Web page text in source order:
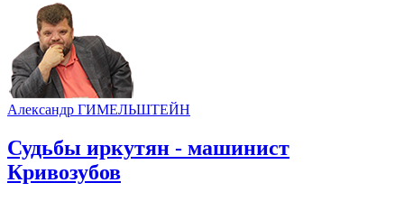
Александр ГИМЕЛЬШТЕЙН
Судьбы иркутян - машинист
Кривозубов